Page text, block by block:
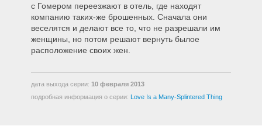
2410 – Тест перед попыткой
с Гомером переезжают в отель, где находят
компанию таких-же брошенных. Сначала они
веселятся и делают все то, что не разрешали им
женщины, но потом решают вернуть былое
расположение своих жен.
дата выхода серии: 10 февраля 2013
подробная информация о серии: Love Is a Many-Splintered Thing